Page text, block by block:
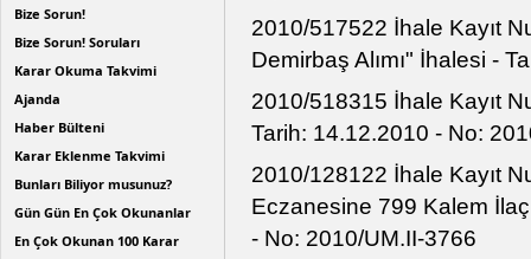
Bize Sorun!
Bize Sorun! Soruları
Karar Okuma Takvimi
Ajanda
Haber Bülteni
Karar Eklenme Takvimi
Bunları Biliyor musunuz?
Gün Gün En Çok Okunanlar
En Çok Okunan 100 Karar
2010/517522 İhale Kayıt
Demirbaş Alımı" İhalesi -
2010/518315 İhale Kayıt
Tarih: 14.12.2010 - No:
2010/128122 İhale Kayıt
Eczanesine 799 Kalem
- No: 2010/UM.II-3766